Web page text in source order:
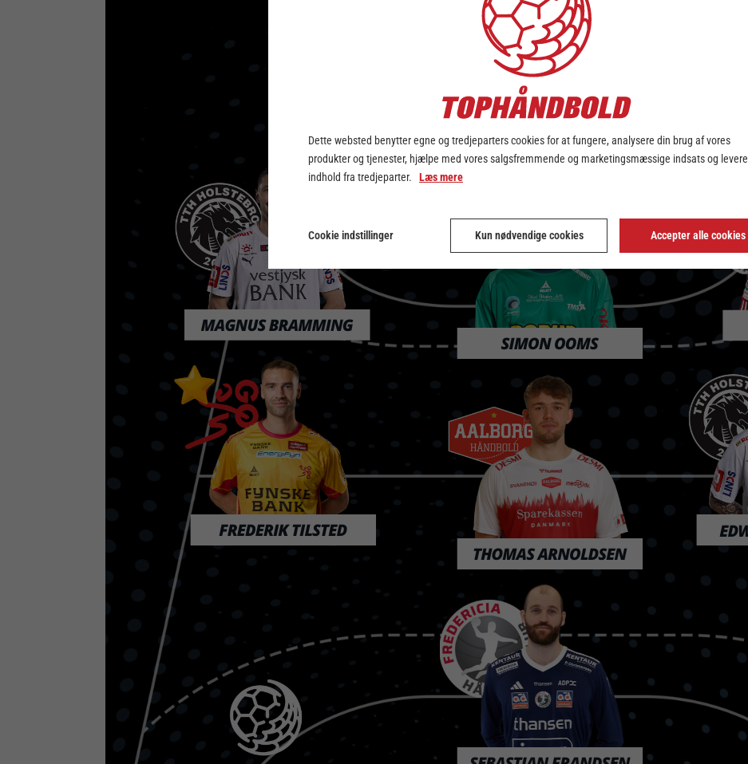
Dette websted benytter egne og tredjeparters cookies for at fungere, analysere din brug af vores
produkter og tjenester, hjælpe med vores salgsfremmende og marketingsmæssige indsats og levere
indhold fra tredjeparter. Læs mere
Cookie indstillinger Kun nødvendige cookies Accepter alle cookies